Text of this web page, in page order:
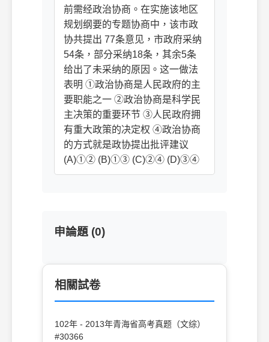
前需经政治协商。在实施该地区
规划纲要的专题协商中，该市政
协共提出 77条意见，市政府采纳
54条，部分采纳18条，其余5条
给出了未采纳的原因。这一做法
表明 ①政治协商是人民政府的主
要职能之一 ②政治协商是科学民
主决策的重要环节 ③人民政府拥
有重大政策的决定权 ④政治协商
的方式就是政协提出批评建议
(A)①② (B)①③ (C)②④ (D)③④
申論題 (0)
相關試卷
102年 - 2013年青海省高考真题（文综）
#30366